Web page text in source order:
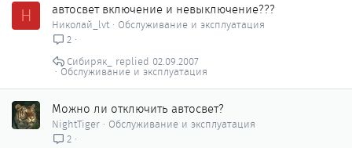
Н автосвет включение и невыключение???
Николай_lvt
Обслуживание и эксплуатация
2
Обслуживание и эксплуатация
02.09.2007
Cибиряк_
Можно ли отключить автосвет?
NightTiger
Обслуживание и эксплуатация
2